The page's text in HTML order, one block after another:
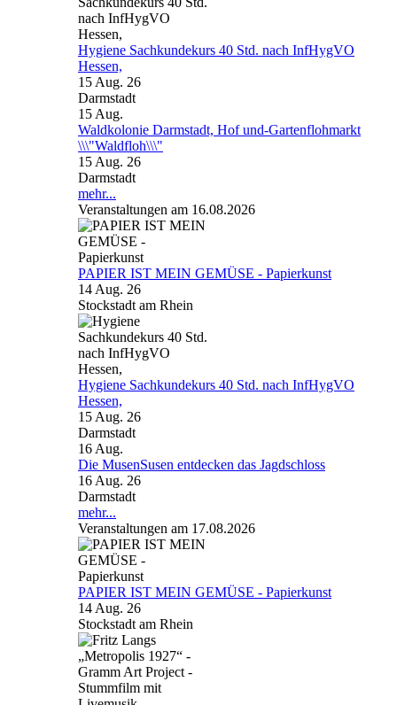
Hygiene Sachkundekurs 40 Std. nach InfHygVO
Hessen,
15 Aug. 26
Darmstadt
15 Aug.
Waldkolonie Darmstadt, Hof und-Gartenflohmarkt
\\\"Waldfloh\\\"
15 Aug. 26
Darmstadt
mehr...
Veranstaltungen am 16.08.2026
PAPIER IST MEIN GEMÜSE - Papierkunst
14 Aug. 26
Stockstadt am Rhein
Hygiene Sachkundekurs 40 Std. nach InfHygVO
Hessen,
15 Aug. 26
Darmstadt
16 Aug.
Die MusenSusen entdecken das Jagdschloss
16 Aug. 26
Darmstadt
mehr...
Veranstaltungen am 17.08.2026
PAPIER IST MEIN GEMÜSE - Papierkunst
14 Aug. 26
Stockstadt am Rhein